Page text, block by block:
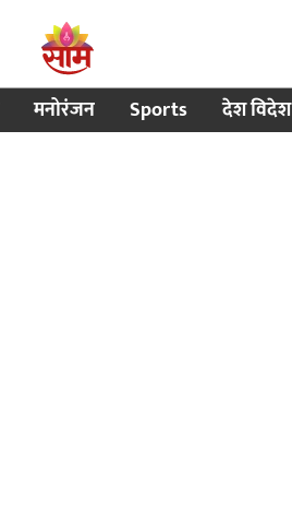
मनोरंजन Sports देश विदेश